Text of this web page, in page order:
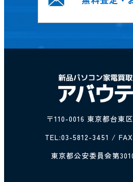
〒110-0016 東京都台東
TEL:03-5812-3451 /
東京都公安委員会第